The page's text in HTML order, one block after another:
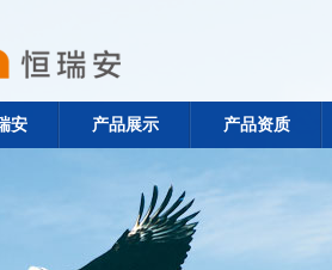
安 产品展示 产品资质